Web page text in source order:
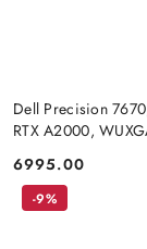
Dell Precision
RTX A2000,
Cena:
6995.00
-9%